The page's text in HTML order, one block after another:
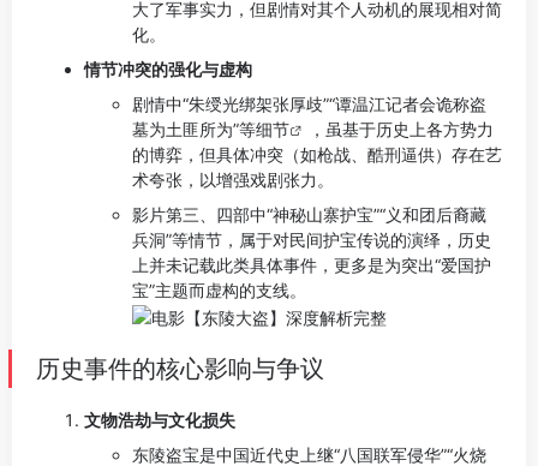
大了军事实力，但剧情对其个人动机的展现相对简
化。
情节冲突的强化与虚构
剧情中“朱绶光绑架张厚歧”“谭温江记者会诡称盗
墓为土匪所为”等细节
，虽基于历史上各方势力
的博弈，但具体冲突（如枪战、酷刑逼供）存在艺
术夸张，以增强戏剧张力。
影片第三、四部中“神秘山寨护宝”“义和团后裔藏
兵洞”等情节，属于对民间护宝传说的演绎，历史
上并未记载此类具体事件，更多是为突出“爱国护
宝”主题而虚构的支线。
历史事件的核心影响与争议
文物浩劫与文化损失
东陵盗宝是中国近代史上继“八国联军侵华”“火烧